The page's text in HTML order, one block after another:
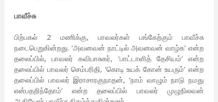
பாவீச்சு
பிற்பகல் 2 மணிக்கு, பாவலர்கள் பங்கேற்கும் பாவீச்சு
நடைபெறுகின்றது. ‘அவனவன் நாட்டில் அவனவன் வாழ்க’ என்ற
தலைப்பில், பாவலர் கவிபாசுகர், ‘பாட்டாளித் தேசியம்’ என்ற
தலைப்பில் பாவலர் செம்பரிதி, ‘கொடி உயக் கோன் உயரும்’ என்ற
தலைப்பில் பாவலர் இராசாரகுநாதன், ‘நாம் வாழும் நாடு நமது
என்பதறிந்தோம்’ என்ற தலைப்பில் பாவலர் முழுநிலவன்